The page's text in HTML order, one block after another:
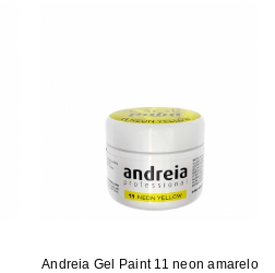
Andreia Gel Paint 11 neon amarelo